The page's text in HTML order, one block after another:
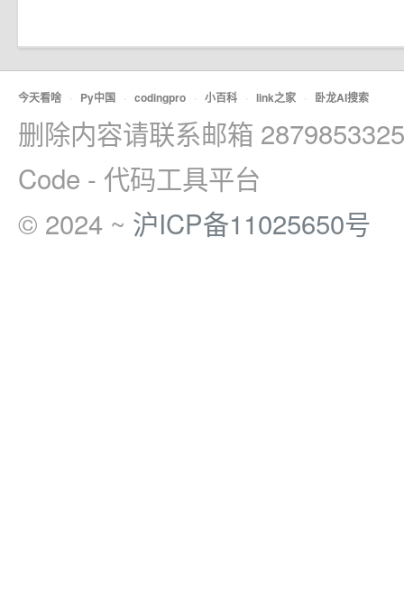
今天看啥 · Py中国 · codingpro · 小百科 · link之家 · 卧龙AI搜索
删除内容请联系邮箱
Code - 代码工具平台
© 2024 ~ 沪ICP备11025650号